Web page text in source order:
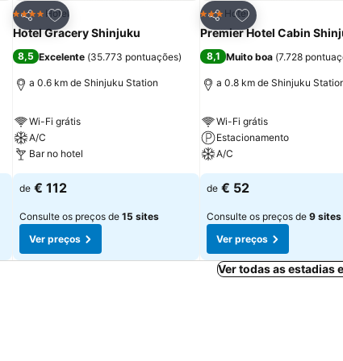
Partilhar
Adicionar aos favoritos
4 EstrelasHotel
Hotel Gracery Shinjuku
8,5 Excelente (35.773 pontuações)
a 0.6 km de Shinjuku Station
Wi-Fi grátis
A/C
Bar no hotel
de € 112
Consulte os preços de 15 sites
Ver preços
Partilhar
Adicionar aos
3 Estrelas
Hotel
Premier Hotel Cabin
8,1 Muito boa (7.728
a 0.8 km de Shinjuku
Wi-Fi grátis
Estacionamento
A/C
de € 52
Consulte os preços de 9 sites
Ver preços
Ver todas as estadias